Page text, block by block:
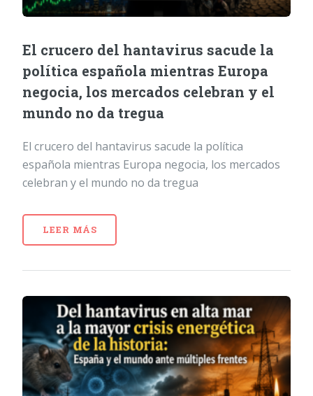
El crucero del hantavirus sacude la
política española mientras Europa
negocia, los mercados celebran y el
mundo no da tregua
El crucero del hantavirus sacude la política
española mientras Europa negocia, los mercados
celebran y el mundo no da tregua
LEER MÁS